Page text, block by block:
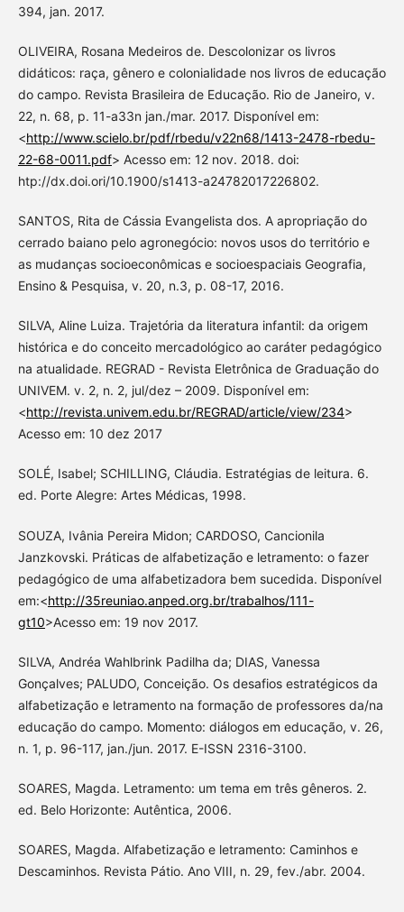
394, jan. 2017.
OLIVEIRA, Rosana Medeiros de. Descolonizar os livros
didáticos: raça, gênero e colonialidade nos livros de educação
do campo. Revista Brasileira de Educação. Rio de Janeiro, v.
22, n. 68, p. 11-a33n jan./mar. 2017. Disponível em:
<http://www.scielo.br/pdf/rbedu/v22n68/1413-2478-rbedu-
22-68-0011.pdf> Acesso em: 12 nov. 2018. doi:
htp://dx.doi.ori/10.1900/s1413-a24782017226802.
SANTOS, Rita de Cássia Evangelista dos. A apropriação do
cerrado baiano pelo agronegócio: novos usos do território e
as mudanças socioeconômicas e socioespaciais Geografia,
Ensino & Pesquisa, v. 20, n.3, p. 08-17, 2016.
SILVA, Aline Luiza. Trajetória da literatura infantil: da origem
histórica e do conceito mercadológico ao caráter pedagógico
na atualidade. REGRAD - Revista Eletrônica de Graduação do
UNIVEM. v. 2, n. 2, jul/dez – 2009. Disponível em:
<http://revista.univem.edu.br/REGRAD/article/view/234>
Acesso em: 10 dez 2017
SOLÉ, Isabel; SCHILLING, Cláudia. Estratégias de leitura. 6.
ed. Porte Alegre: Artes Médicas, 1998.
SOUZA, Ivânia Pereira Midon; CARDOSO, Cancionila
Janzkovski. Práticas de alfabetização e letramento: o fazer
pedagógico de uma alfabetizadora bem sucedida. Disponível
em:<http://35reuniao.anped.org.br/trabalhos/111-
gt10>Acesso em: 19 nov 2017.
SILVA, Andréa Wahlbrink Padilha da; DIAS, Vanessa
Gonçalves; PALUDO, Conceição. Os desafios estratégicos da
alfabetização e letramento na formação de professores da/na
educação do campo. Momento: diálogos em educação, v. 26,
n. 1, p. 96-117, jan./jun. 2017. E-ISSN 2316-3100.
SOARES, Magda. Letramento: um tema em três gêneros. 2.
ed. Belo Horizonte: Autêntica, 2006.
SOARES, Magda. Alfabetização e letramento: Caminhos e
Descaminhos. Revista Pátio. Ano VIII, n. 29, fev./abr. 2004.